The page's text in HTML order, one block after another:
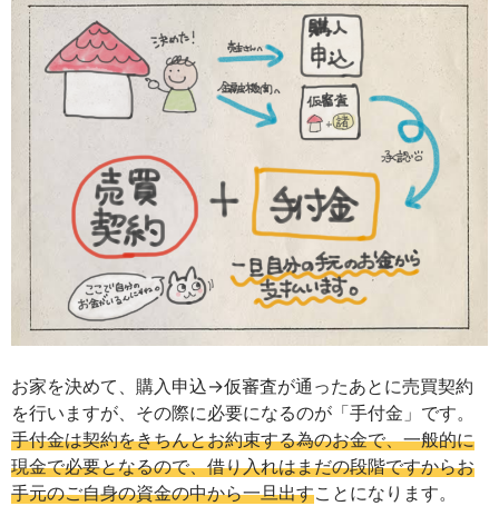
お家を決めて、購入申込→仮審査が通ったあとに売買契約
を行いますが、その際に必要になるのが「手付金」です。
手付金は契約をきちんとお約束する為のお金で、一般的に
現金で必要となるので、借り入れはまだの段階ですからお
手元のご自身の資金の中から一旦出すことになります。